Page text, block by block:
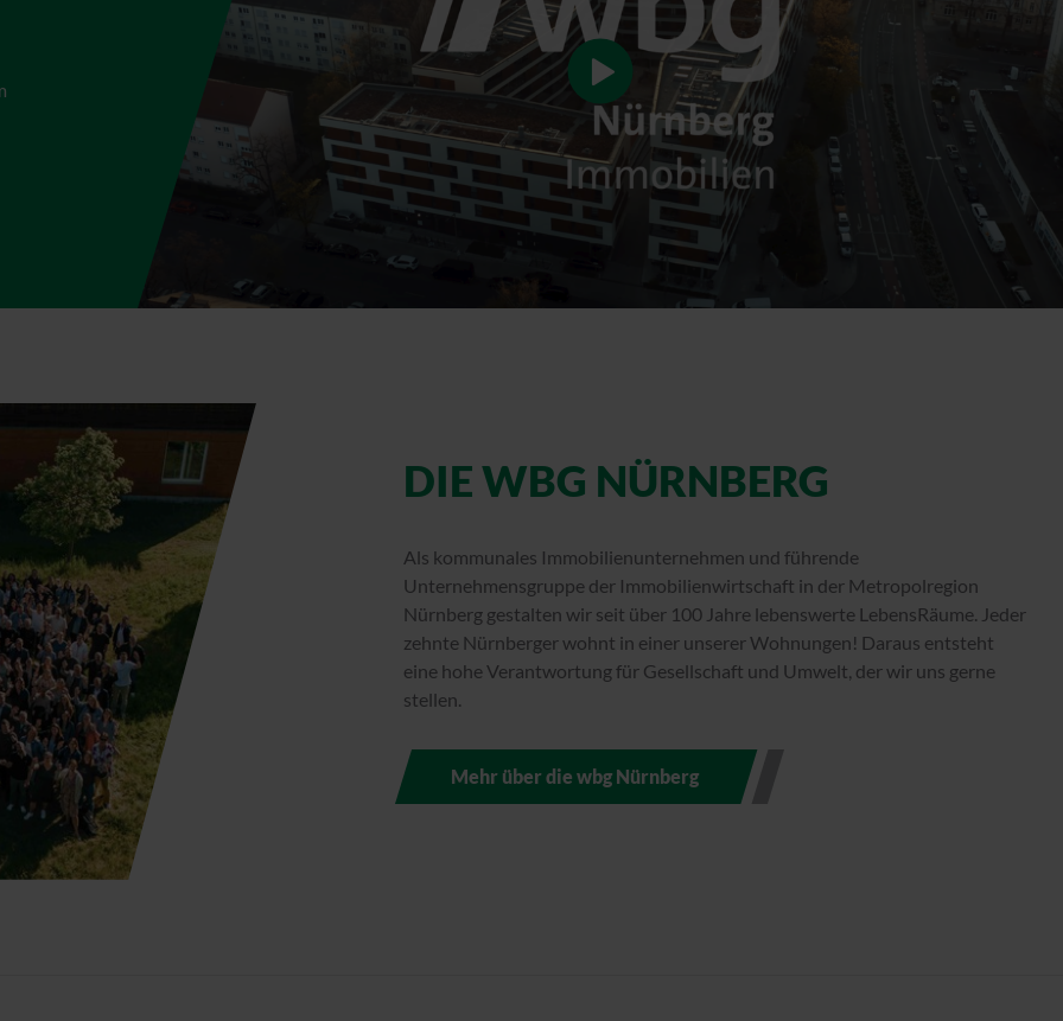
DIE WBG NÜRNBERG
Als kommunales Immobilienunternehmen und führende
Unternehmensgruppe der Immobilienwirtschaft in der Metropolregion
Nürnberg gestalten wir seit über 100 Jahre lebenswerte LebensRäume. Jeder
zehnte Nürnberger wohnt in einer unserer Wohnungen! Daraus entsteht
eine hohe Verantwortung für Gesellschaft und Umwelt, der wir uns gerne
stellen.
Mehr über die wbg Nürnberg